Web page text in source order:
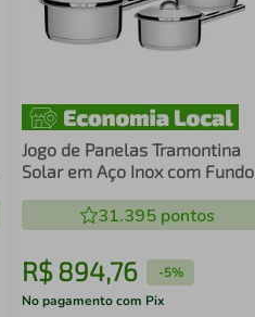
Jogo de Panelas Tramontina
Solar em Aço Inox com Fundo
31.395pontos
R$ 894,76 -5%
No pagamento com Pix